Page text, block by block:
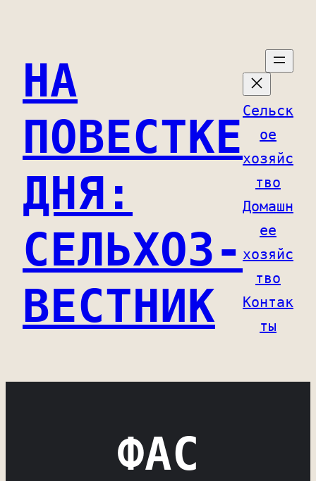
содержимому
НА
ПОВЕСТКЕ
ДНЯ:
СЕЛЬХОЗ-
ВЕСТНИК
Сельск
ое
хозяйс
тво
Домашн
ее
хозяйс
тво
Контак
ты
ФАС